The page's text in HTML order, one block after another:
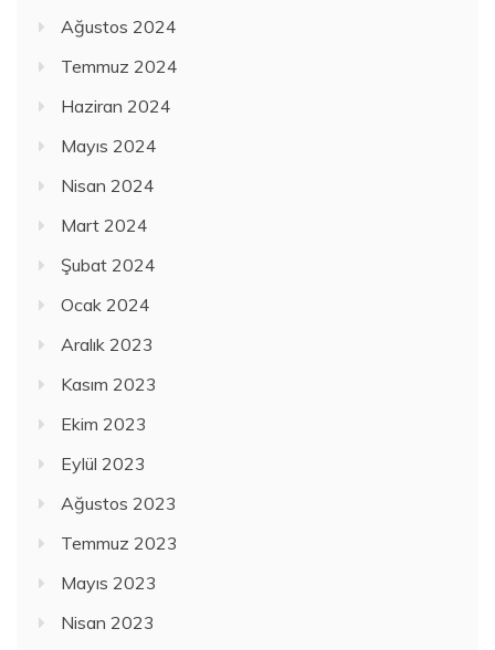
Ağustos 2024
Temmuz 2024
Haziran 2024
Mayıs 2024
Nisan 2024
Mart 2024
Şubat 2024
Ocak 2024
Aralık 2023
Kasım 2023
Ekim 2023
Eylül 2023
Ağustos 2023
Temmuz 2023
Mayıs 2023
Nisan 2023